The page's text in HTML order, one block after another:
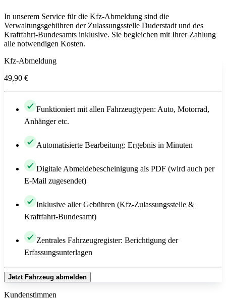
In unserem Service für die Kfz-Abmeldung sind die
Verwaltungsgebühren der Zulassungsstelle Duderstadt und des
Kraftfahrt-Bundesamts inklusive. Sie begleichen mit Ihrer Zahlung
alle notwendigen Kosten.
Kfz-Abmeldung
49,90 €
Funktioniert mit allen Fahrzeugtypen: Auto, Motorrad,
Anhänger etc.
Automatisierte Bearbeitung: Ergebnis in Minuten
Digitale Abmeldebescheinigung als PDF (wird auch per
E-Mail zugesendet)
Inklusive aller Gebühren (Kfz-Zulassungsstelle &
Kraftfahrt-Bundesamt)
Zentrales Fahrzeugregister: Berichtigung der
Erfassungsunterlagen
Jetzt Fahrzeug abmelden
Kundenstimmen